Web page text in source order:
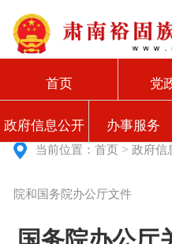
首页 党
政府信息公开 办事服务
当前位置：首页 >政府信
院和国务院办公厅文件